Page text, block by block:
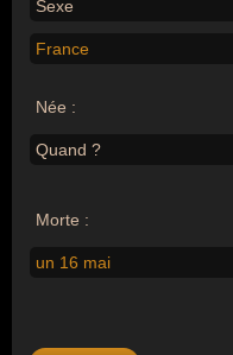
Sexe
France
Née :
Quand ?
Morte :
un 16 mai